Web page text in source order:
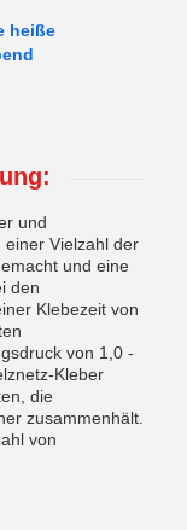
heiße
und
einer Vielzahl der
und eine
den
Klebezeit von
von 1,0 -
Kleber
die
zusammenhält.
von